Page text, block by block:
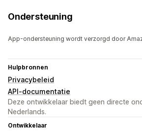
Ondersteuning
App-ondersteuning wordt verzorgd door
Hulpbronnen
Privacybeleid
API-documentatie
Deze ontwikkelaar biedt geen directe
Nederlands.
Ontwikkelaar